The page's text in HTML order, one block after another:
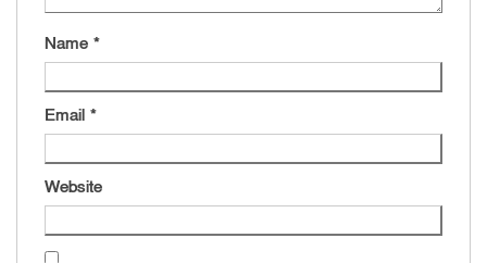
Name *
Email *
Website